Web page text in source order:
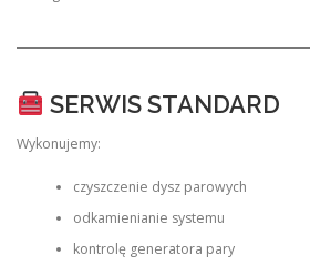
SERWIS STANDARD
Wykonujemy:
czyszczenie dysz parowych
odkamienianie systemu
kontrolę generatora pary